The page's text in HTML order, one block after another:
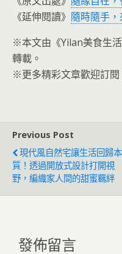
《延伸閱讀》 隨時隨手
※本文由《Yilan美食生
轉載。
※更多精彩文章歡迎訂閱
Previous Post
現代風自然宅讓生活回歸本
質！透過開放式設計打開視
野，編織家人間的甜蜜羈絆
發佈留言